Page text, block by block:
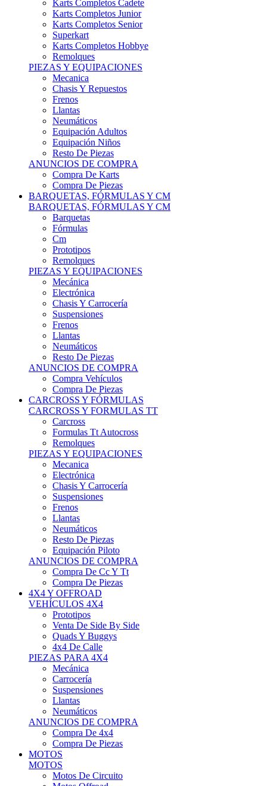
Karts Completos Cadete
Karts Completos Junior
Karts Completos Senior
Superkart
Karts Completos Hobbye
Remolques
PIEZAS Y EQUIPACIONES
Mecanica
Chasis Y Repuestos
Frenos
Llantas
Neumáticos
Equipación Adultos
Equipación Niños
Resto De Piezas
ANUNCIOS DE COMPRA
Compra De Karts
Compra De Piezas
BARQUETAS, FÓRMULAS Y CM
BARQUETAS, FÓRMULAS Y CM
Barquetas
Fórmulas
Cm
Prototipos
Remolques
PIEZAS Y EQUIPACIONES
Mecánica
Electrónica
Chasis Y Carrocería
Suspensiones
Frenos
Llantas
Neumáticos
Resto De Piezas
ANUNCIOS DE COMPRA
Compra Vehículos
Compra De Piezas
CARCROSS Y FÓRMULAS
CARCROSS Y FORMULAS TT
Carcross
Formulas Tt Autocross
Remolques
PIEZAS Y EQUIPACIONES
Mecanica
Electrónica
Chasis Y Carrocería
Suspensiones
Frenos
Llantas
Neumáticos
Resto De Piezas
Equipación Piloto
ANUNCIOS DE COMPRA
Compra De Cc Y Tt
Compra De Piezas
4X4 Y OFFROAD
VEHÍCULOS 4X4
Prototipos
Venta De Side By Side
Quads Y Buggys
4x4 De Calle
PIEZAS PARA 4X4
Mecánica
Carrocería
Suspensiones
Llantas
Neumáticos
ANUNCIOS DE COMPRA
Compra De 4x4
Compra De Piezas
MOTOS
MOTOS
Motos De Circuito